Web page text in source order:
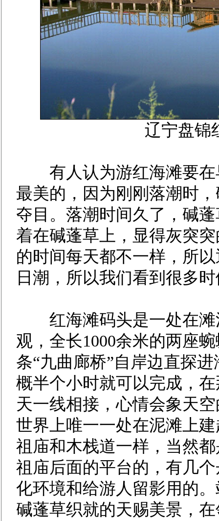
辽宁盘锦
有人认为游红海滩要在
最美的，因为刚刚落潮时
夺目。落潮时间久了，碱
着在碱蓬草上，显得灰突
的时间每天都不一样，所
日潮，所以我们看到很多
红海滩码头是一处在滩
观，全长1000余米的两座
条“九曲廊桥”自岸边直探
概半个小时就可以完成，
天一线相接，心情会象天
世界上唯一一处在泥滩上
祖庙和木栈道一样，当然
祖庙后面的平台的，有几
化环境和给游人留影用的
碱蓬草织就的天赐美景，